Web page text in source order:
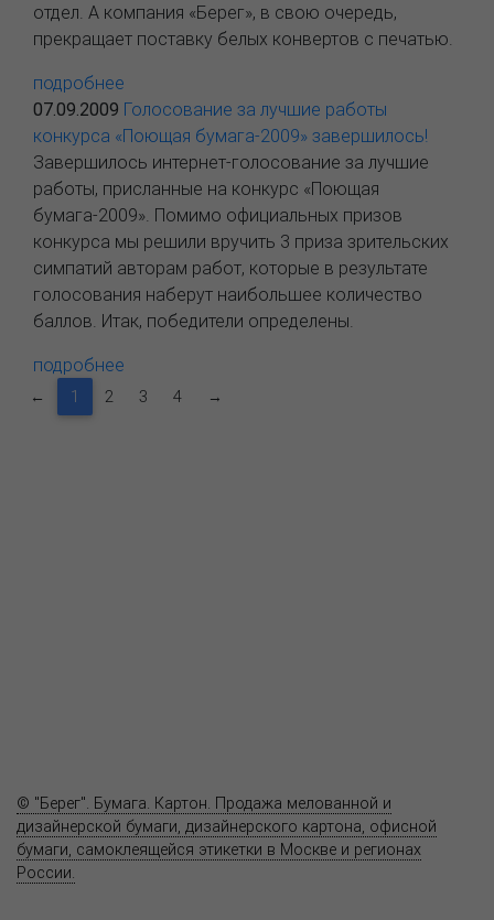
отдел. А компания «Берег», в свою очередь,
прекращает поставку белых конвертов с печатью.
подробнее
07.09.2009 Голосование за лучшие работы
конкурса «Поющая бумага-2009» завершилось!
Завершилось интернет-голосование за лучшие
работы, присланные на конкурс «Поющая
бумага-2009». Помимо официальных призов
конкурса мы решили вручить 3 приза зрительских
симпатий авторам работ, которые в результате
голосования наберут наибольшее количество
баллов. Итак, победители определены.
подробнее
← 1 2 3 4 →
© "Берег". Бумага. Картон. Продажа мелованной и
дизайнерской бумаги, дизайнерского картона, офисной
бумаги, самоклеящейся этикетки в Москве и регионах
России.